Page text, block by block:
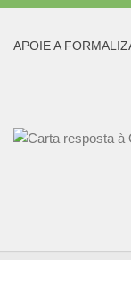
APOIE A